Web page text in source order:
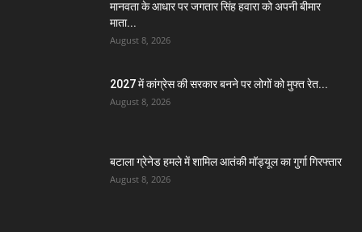
मानवता के आधार पर जगतार सिंह हवारा को अपनी बीमार
माता...
August 8, 2026
2027 में कांग्रेस की सरकार बनने पर लोगों को मुफ्त रेत...
August 8, 2026
बटाला ग्रेनेड हमले में शामिल आतंकी मॉड्यूल का गुर्गा गिरफ्तार
August 8, 2026